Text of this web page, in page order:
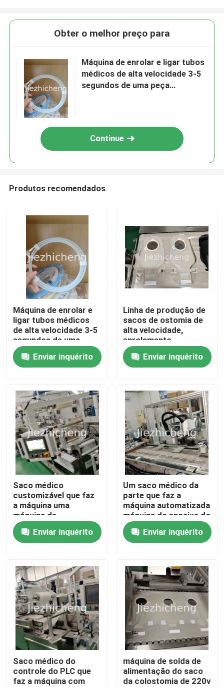
Para casa
Produtos
Vídeos
Sobre nós
Visita à fábrica
Contacte-nos
Solicite um orçamento
Máquinas de empacotamento do dispositivo médico
Equipamento médico que faz a máquina
Obter o melhor preço para
Máquina de enrolar e ligar tubos
médicos de alta velocidade 3-5
segundos de uma peça
Continue
Produtos recomendados
Máquina de enrolar e
ligar tubos médicos
de alta velocidade 3-5
segundos de uma
peça Equipamento
automático de
enrolamento de fio de
Enviar inquérito
Linha de produção de
sacos de ostomia de
alta velocidade,
enrolamento
automático, corte,
vedação e embalagem,
linha de montagem de
padronizada ou
personalizada
Enviar inquérito
Saco médico
customizável que faz
a máquina uma
máquina de
processamento de
duas partes do saco
de Ostomy da parte
Enviar inquérito
Um saco médico da
parte que faz a
máquina automatizada
máquina do encaixe do
saco de Ostomy
Enviar inquérito
Saco médico do
controle do PLC que
faz a máquina com
máquina de solda de
alimentação do saco
da colostomia de 220v